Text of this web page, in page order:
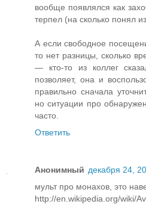
вообще появлялся как
терпел (на сколько понял
А если свободное
то нет разницы, сколько
— кто-то из коллег
позволяет, она и
правильно сначала
но ситуации про
часто.
Ответить
Анонимный декабря 24,
мульт про монахов, это
http://en.wikipedia.org/wiki/